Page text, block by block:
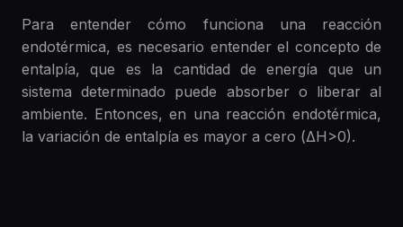
Para entender cómo funciona una reacción
endotérmica, es necesario entender el concepto de
entalpía, que es la cantidad de energía que un
sistema determinado puede absorber o liberar al
ambiente. Entonces, en una reacción endotérmica,
la variación de entalpía es mayor a cero (ΔH>0).